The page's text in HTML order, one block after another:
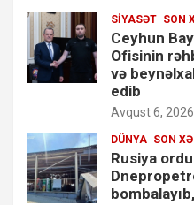
SIYASƏT SON
Ceyhun
Ofisinin
və
edib
Avqust 6,
DÜNYA SON
Rusiya